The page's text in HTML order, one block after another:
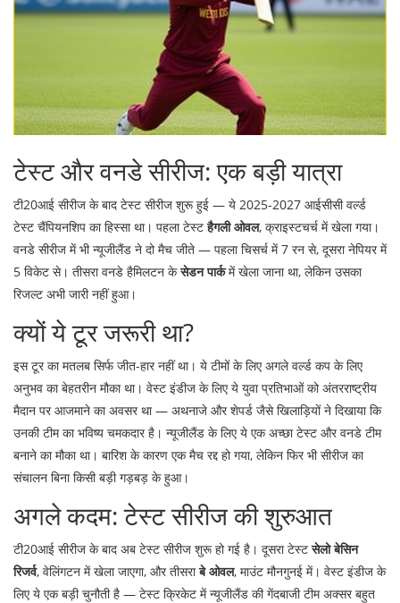
टेस्ट और वनडे सीरीज: एक बड़ी यात्रा
टी20आई सीरीज के बाद टेस्ट सीरीज शुरू हुई — ये 2025-2027 आईसीसी वर्ल्ड
टेस्ट चैंपियनशिप का हिस्सा था। पहला टेस्टहैगली ओवल, क्राइस्टचर्च में खेला गया।
वनडे सीरीज में भी न्यूजीलैंड ने दो मैच जीते — पहला चिसर्च में 7 रन से, दूसरा नेपियर में
5 विकेट से। तीसरा वनडे हैमिलटन केसेडन पार्कमें खेला जाना था, लेकिन उसका
रिजल्ट अभी जारी नहीं हुआ।
क्यों ये टूर जरूरी था?
इस टूर का मतलब सिर्फ जीत-हार नहीं था। ये टीमों के लिए अगले वर्ल्ड कप के लिए
अनुभव का बेहतरीन मौका था। वेस्ट इंडीज के लिए ये युवा प्रतिभाओं को अंतरराष्ट्रीय
मैदान पर आजमाने का अवसर था — अथनाजे और शेपर्ड जैसे खिलाड़ियों ने दिखाया कि
उनकी टीम का भविष्य चमकदार है। न्यूजीलैंड के लिए ये एक अच्छा टेस्ट और वनडे टीम
बनाने का मौका था। बारिश के कारण एक मैच रद्द हो गया, लेकिन फिर भी सीरीज का
संचालन बिना किसी बड़ी गड़बड़ के हुआ।
अगले कदम: टेस्ट सीरीज की शुरुआत
टी20आई सीरीज के बाद अब टेस्ट सीरीज शुरू हो गई है। दूसरा टेस्टसेलो बेसिन
रिजर्व, वेलिंगटन में खेला जाएगा, और तीसराबे ओवल, माउंट मौनगुनई में। वेस्ट इंडीज के
लिए ये एक बड़ी चुनौती है — टेस्ट क्रिकेट में न्यूजीलैंड की गेंदबाजी टीम अक्सर बहुत